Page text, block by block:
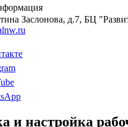
Заслонова, д.7, БЦ
и настройка